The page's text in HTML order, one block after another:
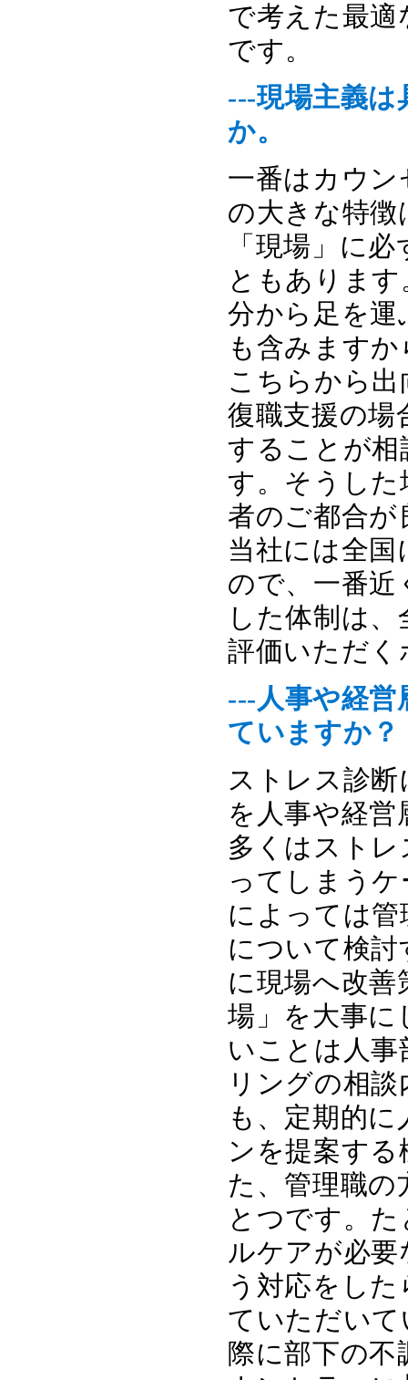
で考えた最
です。
---現場主義
か。
一番はカウ
の大きな特徴
「現場」に
ともありま
分から足を運
も含みます
こちらから
復職支援の場
することが相
す。そうした
者のご都合が
当社には全
ので、一番
した体制は
評価いただ
---人事や経
ていますか？
ストレス診
を人事や経
多くはスト
ってしまう
によっては
について検
に現場へ改
場」を大事に
いことは人
リングの相
も、定期的
ンを提案す
た、管理職の
とつです。
ルケアが必
う対応をし
ていただい
際に部下の